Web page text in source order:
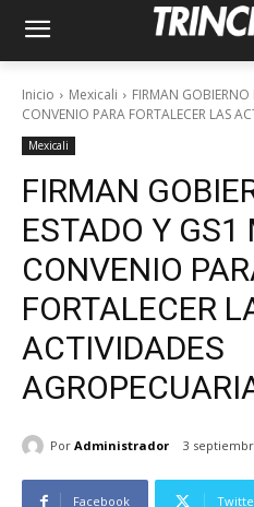
Inicio Mexicali
FIRMAN GOBIERNO
CONVENIO PARA FORTALECER LAS
Mexicali
FIRMAN
ESTADO Y GS1
CONVENIO
FORTALECER
ACTIVIDADES
Por Administrador 3
Facebook